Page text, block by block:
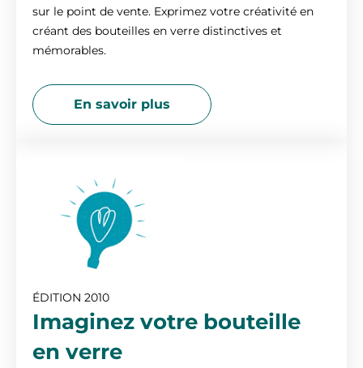
sur le point de vente. Exprimez votre créativité en
créant des bouteilles en verre distinctives et
mémorables.
En savoir plus
ÉDITION 2010
Imaginez votre bouteille
en verre